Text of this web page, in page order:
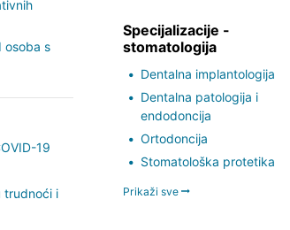
osoba s
19
trudnoći i
Specijalizacije -
stomatologija
Dentalna implantologija
Dentalna patologija i
endodoncija
Ortodoncija
Stomatološka protetika
Prikaži sve